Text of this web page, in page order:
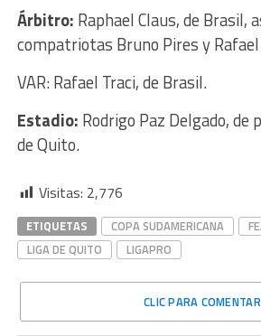
Árbitro: Raphael Claus, de Brasil,
compatriotas Bruno Pires y
VAR: Rafael Traci, de Brasil.
Estadio: Rodrigo Paz Delgado, de
de Quito.
Visitas: 2,776
ETIQUETAS COPA SUDAMERICANA
LIGA DE QUITO
LIGAPRO
CLIC PARA COMENTAR